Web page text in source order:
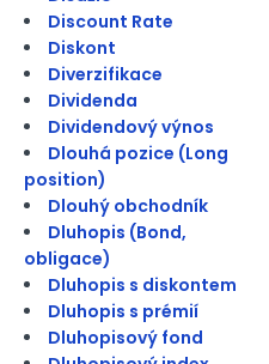
Discount Rate
Diskont
Diverzifikace
Dividenda
Dividendový výnos
Dlouhá pozice (Long
position)
Dlouhý obchodník
Dluhopis (Bond,
obligace)
Dluhopis s diskontem
Dluhopis s prémií
Dluhopisový fond